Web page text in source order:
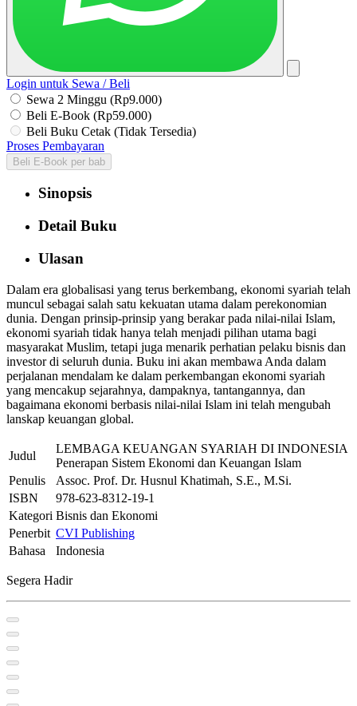
Login untuk Sewa / Beli
Sewa 2 Minggu (Rp9.000)
Beli E-Book (Rp59.000)
Beli Buku Cetak (Tidak Tersedia)
Proses Pembayaran
Beli E-Book per bab
Sinopsis
Detail Buku
Ulasan
Dalam era globalisasi yang terus berkembang, ekonomi syariah telah
muncul sebagai salah satu kekuatan utama dalam perekonomian
dunia. Dengan prinsip-prinsip yang berakar pada nilai-nilai Islam,
ekonomi syariah tidak hanya telah menjadi pilihan utama bagi
masyarakat Muslim, tetapi juga menarik perhatian pelaku bisnis dan
investor di seluruh dunia. Buku ini akan membawa Anda dalam
perjalanan mendalam ke dalam perkembangan ekonomi syariah
yang mencakup sejarahnya, dampaknya, tantangannya, dan
bagaimana ekonomi berbasis nilai-nilai Islam ini telah mengubah
lanskap keuangan global.
Judul
LEMBAGA KEUANGAN SYARIAH DI INDONESIA
Penerapan Sistem Ekonomi dan Keuangan Islam
Penulis
Assoc. Prof. Dr. Husnul Khatimah, S.E., M.Si.
ISBN
978-623-8312-19-1
Kategori Bisnis dan Ekonomi
Penerbit CVI Publishing
Bahasa
Indonesia
Segera Hadir